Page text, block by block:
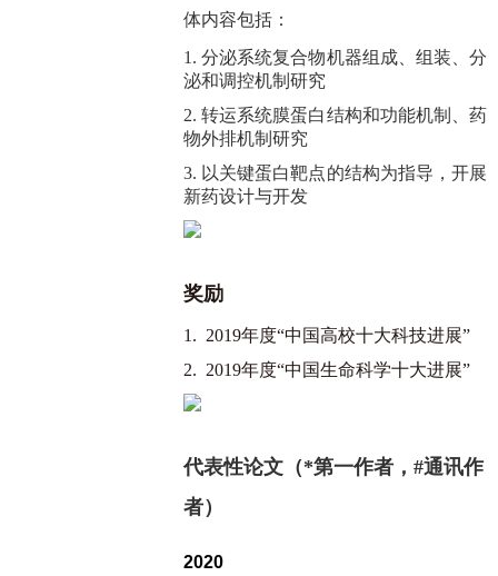
体内容包括：
1. 分泌系统复合物机器组成、组装、分
泌和调控机制研究
2. 转运系统膜蛋白结构和功能机制、药
物外排机制研究
3. 以关键蛋白靶点的结构为指导，开展
新药设计与开发
奖励
1. 2019年度“中国高校十大科技进展”
2. 2019年度“中国生命科学十大进展”
代表性论文（*第一作者，#通讯作
者）
2020